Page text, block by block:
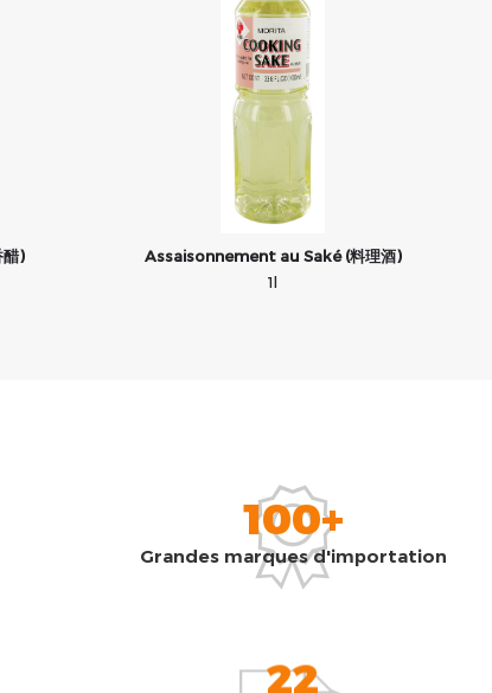
) Assaisonnement au Saké (料理酒)
1l
100+
Grandes marques d'importation
22